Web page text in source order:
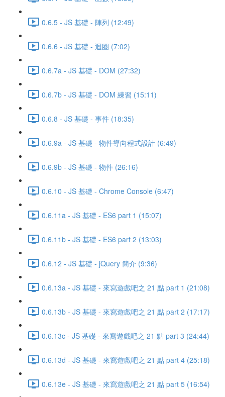
0.6.5 - JS 基礎 - 陣列 (12:49)
0.6.6 - JS 基礎 - 迴圈 (7:02)
0.6.7a - JS 基礎 - DOM (27:32)
0.6.7b - JS 基礎 - DOM 練習 (15:11)
0.6.8 - JS 基礎 - 事件 (18:35)
0.6.9a - JS 基礎 - 物件導向程式設計 (6:49)
0.6.9b - JS 基礎 - 物件 (26:16)
0.6.10 - JS 基礎 - Chrome Console (6:47)
0.6.11a - JS 基礎 - ES6 part 1 (15:07)
0.6.11b - JS 基礎 - ES6 part 2 (13:03)
0.6.12 - JS 基礎 - jQuery 簡介 (9:36)
0.6.13a - JS 基礎 - 來寫遊戲吧之 21 點 part 1 (21:08)
0.6.13b - JS 基礎 - 來寫遊戲吧之 21 點 part 2 (17:17)
0.6.13c - JS 基礎 - 來寫遊戲吧之 21 點 part 3 (24:44)
0.6.13d - JS 基礎 - 來寫遊戲吧之 21 點 part 4 (25:18)
0.6.13e - JS 基礎 - 來寫遊戲吧之 21 點 part 5 (16:54)